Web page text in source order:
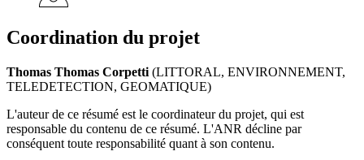
Coordination du projet
Thomas Thomas Corpetti (LITTORAL, ENVIRONNEMENT,
TELEDETECTION, GEOMATIQUE)
L'auteur de ce résumé est le coordinateur du projet, qui est
responsable du contenu de ce résumé. L'ANR décline par
conséquent toute responsabilité quant à son contenu.